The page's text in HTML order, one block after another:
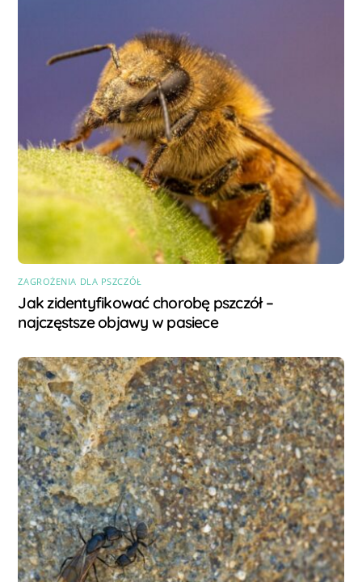
ZAGROŻENIA DLA PSZCZÓŁ
Jak zidentyfikować chorobę pszczół –
najczęstsze objawy w pasiece